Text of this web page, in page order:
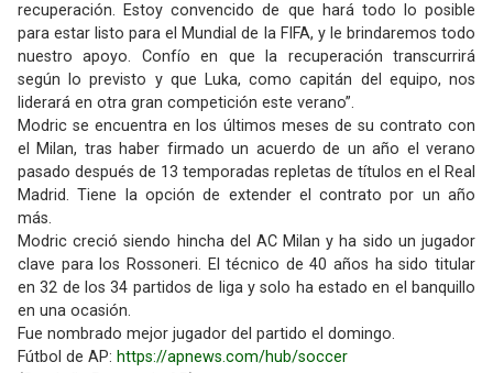
recuperación. Estoy convencido de que hará todo lo posible
para estar listo para el Mundial de la FIFA, y le brindaremos todo
nuestro apoyo. Confío en que la recuperación transcurrirá
según lo previsto y que Luka, como capitán del equipo, nos
liderará en otra gran competición este verano”.
Modric se encuentra en los últimos meses de su contrato con
el Milan, tras haber firmado un acuerdo de un año el verano
pasado después de 13 temporadas repletas de títulos en el Real
Madrid. Tiene la opción de extender el contrato por un año
más.
Modric creció siendo hincha del AC Milan y ha sido un jugador
clave para los Rossoneri. El técnico de 40 años ha sido titular
en 32 de los 34 partidos de liga y solo ha estado en el banquillo
en una ocasión.
Fue nombrado mejor jugador del partido el domingo.
Fútbol de AP: https://apnews.com/hub/soccer